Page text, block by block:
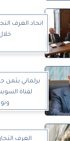
اتحاد الغرف
برلماني يثمن
لقناة
الغرف